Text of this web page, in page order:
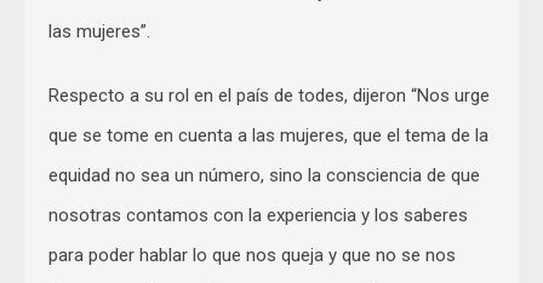
las mujeres”.
Respecto a su rol en el país de todes, dijeron “Nos urge
que se tome en cuenta a las mujeres, que el tema de la
equidad no sea un número, sino la consciencia de que
nosotras contamos con la experiencia y los saberes
para poder hablar lo que nos queja y que no se nos